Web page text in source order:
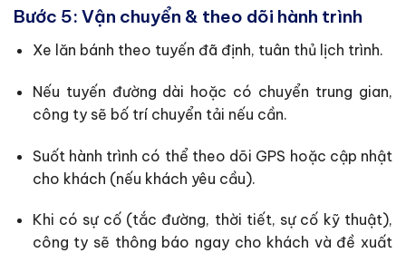
Bước 5: Vận chuyển & theo dõi hành trình
Xe lăn bánh theo tuyến đã định, tuân thủ lịch trình.
Nếu tuyến đường dài hoặc có chuyển trung gian,
công ty sẽ bố trí chuyển tải nếu cần.
Suốt hành trình có thể theo dõi GPS hoặc cập nhật
cho khách (nếu khách yêu cầu).
Khi có sự cố (tắc đường, thời tiết, sự cố kỹ thuật),
công ty sẽ thông báo ngay cho khách và đề xuất